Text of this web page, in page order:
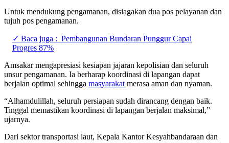
Untuk mendukung pengamanan, disiagakan dua pos pelayanan dan
tujuh pos pengamanan.
✓ Baca juga : Pembangunan Bundaran Punggur Capai
Progres 87%
Amsakar mengapresiasi kesiapan jajaran kepolisian dan seluruh
unsur pengamanan. Ia berharap koordinasi di lapangan dapat
berjalan optimal sehingga masyarakat merasa aman dan nyaman.
“Alhamdulillah, seluruh persiapan sudah dirancang dengan baik.
Tinggal memastikan koordinasi di lapangan berjalan maksimal,”
ujarnya.
Dari sektor transportasi laut, Kepala Kantor Kesyahbandaraan dan